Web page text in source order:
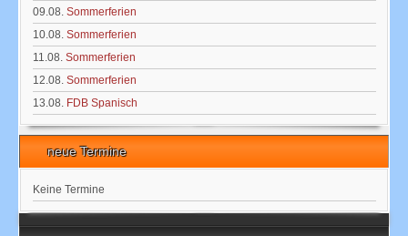
09.08. Sommerferien
10.08. Sommerferien
11.08. Sommerferien
12.08. Sommerferien
13.08. FDB Spanisch
neue Termine
Keine Termine